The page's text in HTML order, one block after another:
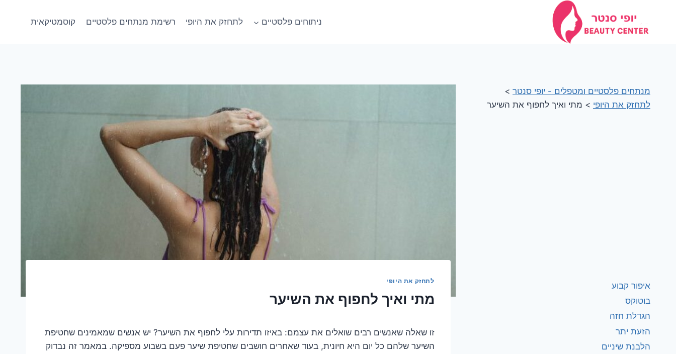
content
ניתוחים פלסטיים לתחזק את היופי רשימת מנתחים פלסטיים קוסמטיקאית
לתחזק את היופי
מתי ואיך לחפוף את השיער
זו שאלה שאנשים רבים שואלים את עצמם: באיזו תדירות עלי לחפוף את השיער? יש אנשים שמאמינים שחטיפת
השיער שלהם כל יום היא חיונית, בעוד שאחרים חושבים שחטיפת שיער פעם בשבוע מספיקה. במאמר זה נבדוק
מנתחים פלסטיים ומטפלים - יופי סנטר >
לתחזק את היופי > מתי ואיך לחפוף את השיער
איפור קבוע
בוטוקס
הגדלת חזה
הזעת יתר
הלבנת שיניים